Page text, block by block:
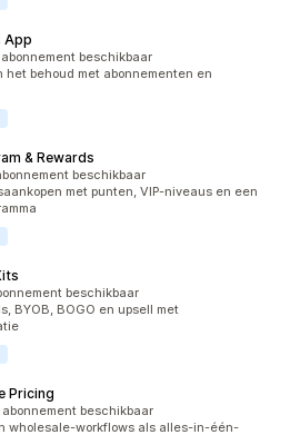
App
beschikbaar
het behoud met abonnementen en
& Rewards
beschikbaar
met punten, VIP-niveaus en een
beschikbaar
BYOB, BOGO en upsell met
Pricing
beschikbaar
wholesale-workflows als alles-in-één-